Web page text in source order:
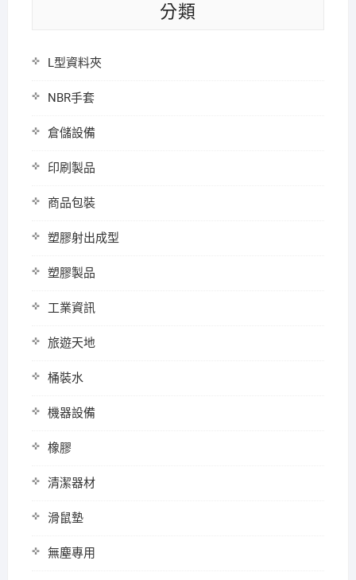
分類
L型資料夾
NBR手套
倉儲設備
印刷製品
商品包裝
塑膠射出成型
塑膠製品
工業資訊
旅遊天地
桶裝水
機器設備
橡膠
清潔器材
滑鼠墊
無塵專用